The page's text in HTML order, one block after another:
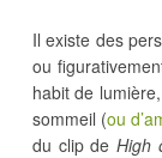
Il existe des
ou
habit de
sommeil (ou
du clip de High